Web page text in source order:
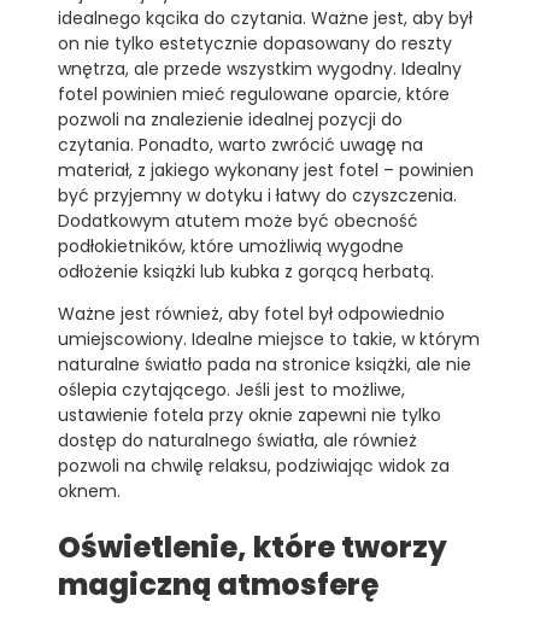
idealnego kącika do czytania. Ważne jest, aby był
on nie tylko estetycznie dopasowany do reszty
wnętrza, ale przede wszystkim wygodny. Idealny
fotel powinien mieć regulowane oparcie, które
pozwoli na znalezienie idealnej pozycji do
czytania. Ponadto, warto zwrócić uwagę na
materiał, z jakiego wykonany jest fotel – powinien
być przyjemny w dotyku i łatwy do czyszczenia.
Dodatkowym atutem może być obecność
podłokietników, które umożliwią wygodne
odłożenie książki lub kubka z gorącą herbatą.
Ważne jest również, aby fotel był odpowiednio
umiejscowiony. Idealne miejsce to takie, w którym
naturalne światło pada na stronice książki, ale nie
oślepia czytającego. Jeśli jest to możliwe,
ustawienie fotela przy oknie zapewni nie tylko
dostęp do naturalnego światła, ale również
pozwoli na chwilę relaksu, podziwiając widok za
oknem.
Oświetlenie, które tworzy
magiczną atmosferę